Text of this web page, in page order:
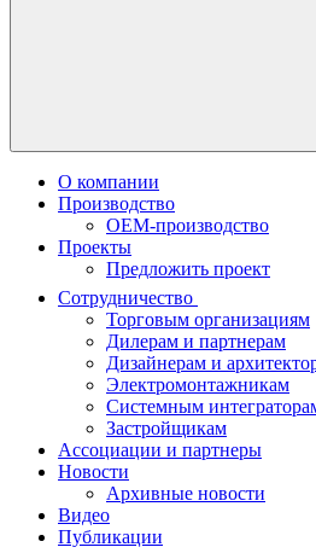
О компании
Производство
OEM-производство
Проекты
Предложить проект
Сотрудничество
Торговым организациям
Дилерам и партнерам
Дизайнерам и
Электромонтажникам
Системным
Застройщикам
Ассоциации и партнеры
Новости
Архивные новости
Видео
Публикации